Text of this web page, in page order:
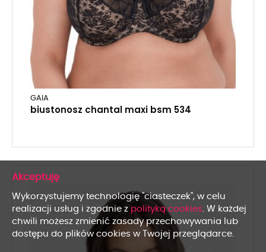
GAIA
biustonosz chantal maxi bsm 534
Wykorzystujemy technologię "ciasteczek", w celu
realizacji usług i zgodnie z polityką cookies. W każdej
chwili możesz zmienić zasady przechowywania lub
dostępu do plików cookies w Twojej przeglądarce.